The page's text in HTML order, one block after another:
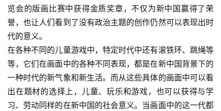
览会的版画比赛中获得金质奖章，不仅为新中国赢得了荣
誉，也让人们看到了没有政治主题的创作仍然可以表现出时
代的意义。
在各种不同的儿童游戏中，特定时代中还有滚铁环、跳绳等
等，它们在画面中的各种不同表现，都是在新中国背景下的
一种时代的新气象和新生活。而从这些具体的画面中可以看
出在题材的选择上，儿童、玩乐和游戏，也可以获得与学
习、劳动同样的在新中国的社会意义。当画面中的这一代都